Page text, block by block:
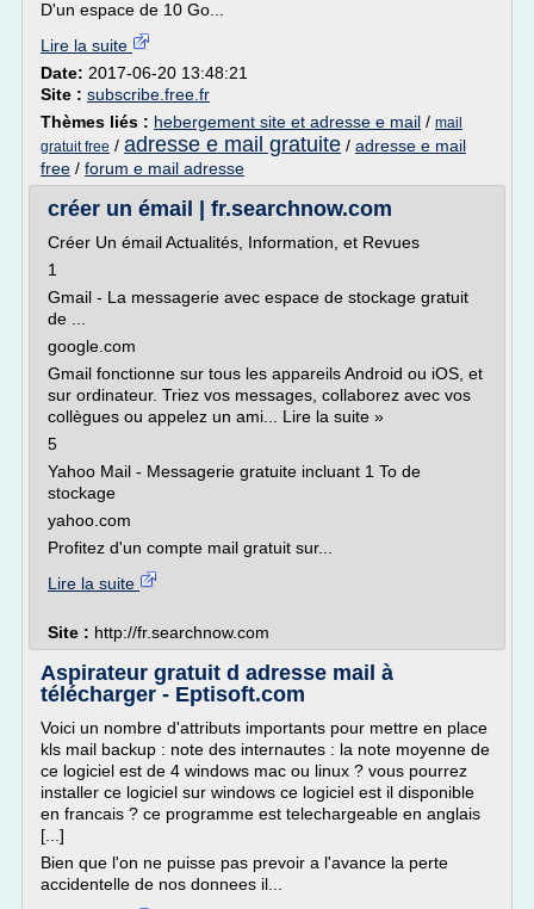
D'un espace de 10 Go...
Lire la suite
Date: 2017-06-20 13:48:21
Site : subscribe.free.fr
Thèmes liés : hebergement site et adresse e mail / mail
gratuit free / adresse e mail gratuite / adresse e mail
free / forum e mail adresse
créer un émail | fr.searchnow.com
Créer Un émail Actualités, Information, et Revues
1
Gmail - La messagerie avec espace de stockage gratuit
de ...
google.com
Gmail fonctionne sur tous les appareils Android ou iOS, et
sur ordinateur. Triez vos messages, collaborez avec vos
collègues ou appelez un ami... Lire la suite »
5
Yahoo Mail - Messagerie gratuite incluant 1 To de
stockage
yahoo.com
Profitez d'un compte mail gratuit sur...
Lire la suite
Site : http://fr.searchnow.com
Aspirateur gratuit d adresse mail à
télécharger - Eptisoft.com
Voici un nombre d'attributs importants pour mettre en place
kls mail backup : note des internautes : la note moyenne de
ce logiciel est de 4 windows mac ou linux ? vous pourrez
installer ce logiciel sur windows ce logiciel est il disponible
en francais ? ce programme est telechargeable en anglais
[...]
Bien que l'on ne puisse pas prevoir a l'avance la perte
accidentelle de nos donnees il...